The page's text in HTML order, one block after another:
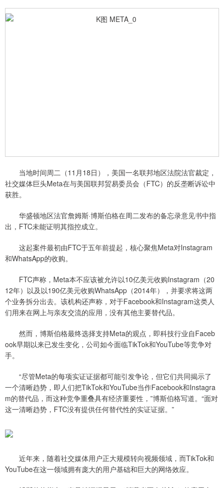
当地时间周二（11月18日），美国一名联邦地区法院法官裁定，
社交媒体巨头Meta在与美国联邦贸易委员会（FTC）的反垄断诉讼中
获胜。
华盛顿地区法官詹姆斯·博斯伯格在周二发布的备忘录意见书中指
出，FTC未能证明其指控成立。
这起案件最初由FTC于五年前提起，核心聚焦Meta对Instagram
和WhatsApp的收购。
FTC声称，Meta本不应该被允许以10亿美元收购Instagram（20
12年）以及以190亿美元收购WhatsApp（2014年），并要求将这两
个业务拆分出去。该机构还声称，对于Facebook和Instagram这类人
们用来在网上与亲友交流的应用，没有其他主要替代品。
然而，博斯伯格最终选择支持Meta的观点，即科技行业自Faceb
ook早期以来已发生变化，公司如今面临TikTok和YouTube等竞争对
手。
“尽管Meta的每项实证证据都可能引发争论，但它们共同揭示了
一个清晰趋势，即人们把TikTok和YouTube当作Facebook和Instagra
m的替代品，而这种竞争重叠具有经济重要性，”博斯伯格写道。“面对
这一清晰趋势，FTC没有提供任何替代性的实证证据。”
近年来，随着社交媒体用户正大规模转向视频领域，而TikTok和
YouTube在这一领域拥有庞大的用户基础和巨大的网络效应。